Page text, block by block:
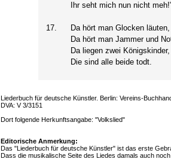
Ihr seht mich nun nicht
17.
Da hört man Glocken läuten,
Da hört man Jammer und
Da liegen zwei Königskinder,
Die sind alle beide todt.
Liederbuch für deutsche Künstler. Berlin: Vereins-
DVA: V 3/3151
Dort folgende Herkunftsangabe: "Volkslied"
Editorische Anmerkung:
Das "Liederbuch für deutsche Künstler" ist das erste
Dass die musikalische Seite des Liedes damals auch